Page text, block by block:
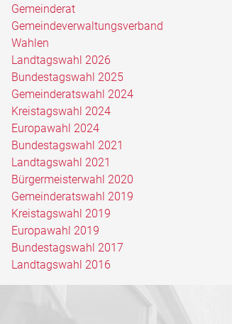
Gemeinderat
Gemeindeverwaltungsverband
Wahlen
Landtagswahl 2026
Bundestagswahl 2025
Gemeinderatswahl 2024
Kreistagswahl 2024
Europawahl 2024
Bundestagswahl 2021
Landtagswahl 2021
Bürgermeisterwahl 2020
Gemeinderatswahl 2019
Kreistagswahl 2019
Europawahl 2019
Bundestagswahl 2017
Landtagswahl 2016